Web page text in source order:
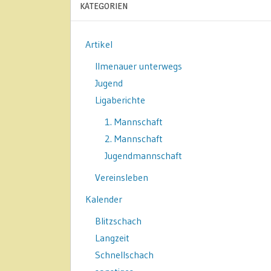
KATEGORIEN
Artikel
Ilmenauer unterwegs
Jugend
Ligaberichte
1. Mannschaft
2. Mannschaft
Jugendmannschaft
Vereinsleben
Kalender
Blitzschach
Langzeit
Schnellschach